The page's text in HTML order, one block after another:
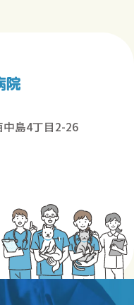
島4丁目2-26